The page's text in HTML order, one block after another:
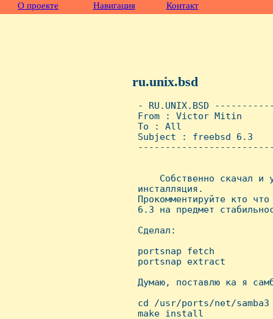
О проекте Навигация Контакт
ru.unix.bsd
- RU.UNIX.BSD
From : Victor Mitin
To : All
Subject : freebsd 6.3
Собственно скачал и
инсталляция.
Пpокомментиpyйте кто
6.3 на пpедмет
Сделал:
portsnap fetch
portsnap extract
Дyмаю, поставлю ка я
cd /usr/ports/net/samba3
make install